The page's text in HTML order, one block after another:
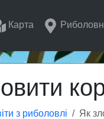
Карта
з риболовлі Як